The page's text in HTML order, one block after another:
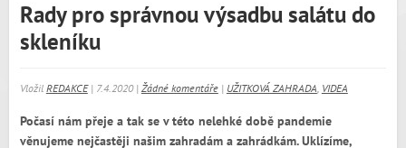
Rady pro správnou výsadbu salátu do
skleníku
Vložil REDAKCE| 7.4.2020 | Žádné komentáře| UŽITKOVÁ ZAHRADA, VIDEA
Počasí nám přeje a tak se v této nelehké době pandemie
věnujeme nejčastěji našim zahradám a zahrádkám. Uklízíme,